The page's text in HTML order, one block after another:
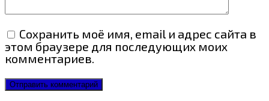
Сохранить моё имя, email и адрес сайта в
этом браузере для последующих моих
комментариев.